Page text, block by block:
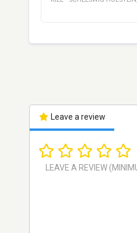
Leave a review